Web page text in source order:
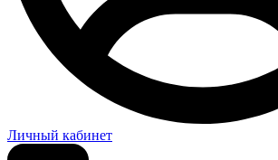
Личный кабинет